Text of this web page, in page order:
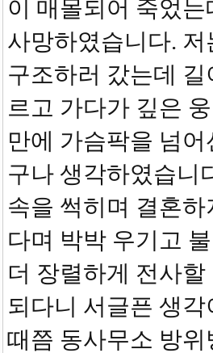
이 매몰되어 죽었
사망하였습니다.
구조하러 갔는데
르고 가다가 깊은
만에 가슴팍을 넘
구나 생각하였습니
속을 썩히며 결혼
다며 박박 우기고
더 장렬하게 전사
되다니 서글픈 생
때쯤 동사무소 방